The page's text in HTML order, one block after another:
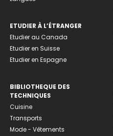
ETUDIER À L’ÉTRANGER
Etudier au Canada
Etudier en Suisse
Etudier en Espagne
BIBLIOTHEQUE DES
TECHNIQUES
Cuisine
Transports
Mode - Vêtements